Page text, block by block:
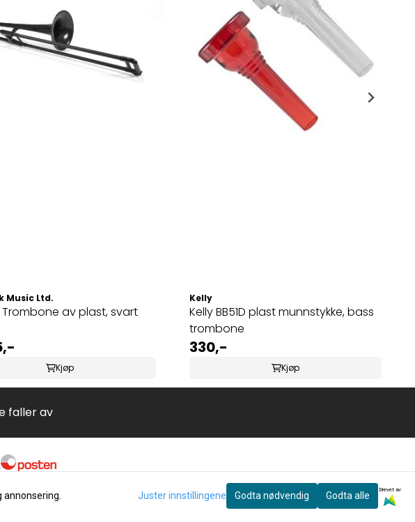
Music Ltd.
av plast, svart
Kjøp
Kelly
Kelly BB51D plast munnstykke, bass
trombone
330,-
Kjøp
faller av
Juster innstillingene Godta nødvendig Godta alle
Drevet av